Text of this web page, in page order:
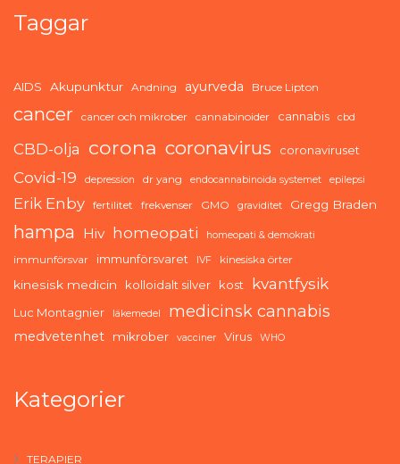
Taggar
AIDS Akupunktur Andning ayurveda Bruce Lipton
cancer cancer och mikrober cannabinoider cannabis cbd
CBD-olja corona coronavirus coronaviruset
Covid-19 depression dr yang endocannabinoida systemet epilepsi
Erik Enby fertilitet frekvenser GMO graviditet Gregg Braden
hampa Hiv homeopati homeopati & demokrati
immunförsvar immunförsvaret IVF kinesiska örter
kinesisk medicin kolloidalt silver kost kvantfysik
Luc Montagnier läkemedel medicinsk cannabis
medvetenhet mikrober vacciner Virus WHO
Kategorier
TERAPIER